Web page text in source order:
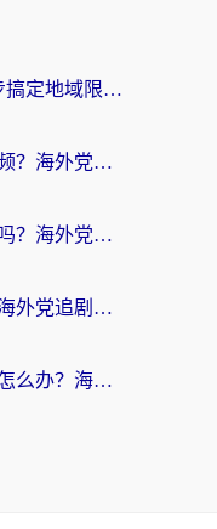
咪咕在海外怎么看直播？3步搞定地域限制，还能畅看腾讯视频与国内热剧
迪拜网络为什么微信不能视频？海外党必看的回国加速全攻略
在国外能正常使用国内软件吗？海外党亲测有效的无缝访问指南
哔哩哔哩在国外怎么看番？海外党追剧看片的终极解决方案
在国外想看爱奇艺版权限制怎么办？海外华人必看的追剧自由指南